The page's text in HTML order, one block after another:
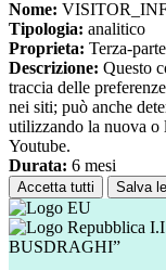
Nome:
Tipologia: analitico
Proprieta: Terza-parte
Descrizione: Questo
traccia delle
nei siti; può anche
utilizzando la nuova o
Youtube.
Durata: 6 mesi
Accetta tutti Salva
BUSDRAGHI”